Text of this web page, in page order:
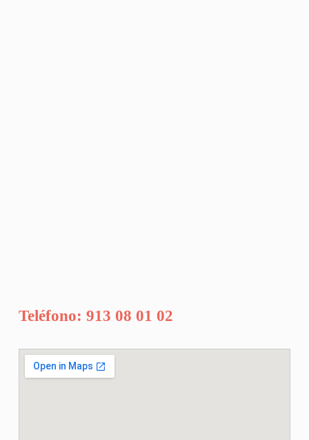
Teléfono: 913 08 01 02